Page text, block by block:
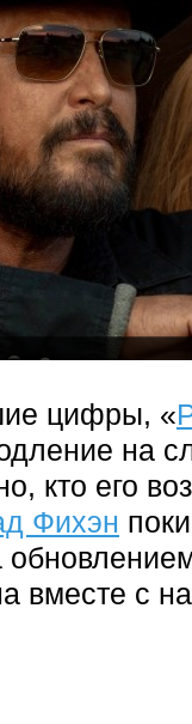
цифры, «
на
кто его
Фихэн
вместе с